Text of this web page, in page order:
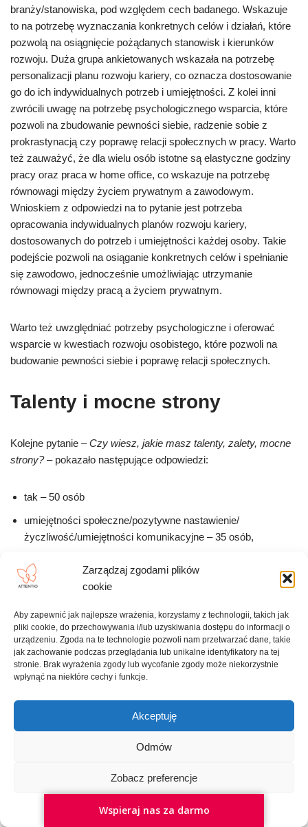
Zarządzaj zgodami plików
cookie
Aby zapewnić jak najlepsze wrażenia, korzystamy z technologii, takich jak
pliki cookie, do przechowywania i/lub uzyskiwania dostępu do informacji o
urządzeniu. Zgoda na te technologie pozwoli nam przetwarzać dane, takie
jak zachowanie podczas przeglądania lub unikalne identyfikatory na tej
stronie. Brak wyrażenia zgody lub wycofanie zgody może niekorzystnie
wpłynąć na niektóre cechy i funkcje.
Akceptuję
Odmów
Zobacz preferencje
Polityka plików cookiesPolityka prywatności
branży/stanowiska, pod względem cech badanego. Wskazuje
to na potrzebę wyznaczania konkretnych celów i działań, które
pozwolą na osiągnięcie pożądanych stanowisk i kierunków
rozwoju. Duża grupa ankietowanych wskazała na potrzebę
personalizacji planu rozwoju kariery, co oznacza dostosowanie
go do ich indywidualnych potrzeb i umiejętności. Z kolei inni
zwrócili uwagę na potrzebę psychologicznego wsparcia, które
pozwoli na zbudowanie pewności siebie, radzenie sobie z
prokrastynacją czy poprawę relacji społecznych w pracy. Warto
też zauważyć, że dla wielu osób istotne są elastyczne godziny
pracy oraz praca w home office, co wskazuje na potrzebę
równowagi między życiem prywatnym a zawodowym.
Wnioskiem z odpowiedzi na to pytanie jest potrzeba
opracowania indywidualnych planów rozwoju kariery,
dostosowanych do potrzeb i umiejętności każdej osoby. Takie
podejście pozwoli na osiąganie konkretnych celów i spełnianie
się zawodowo, jednocześnie umożliwiając utrzymanie
równowagi między pracą a życiem prywatnym.
Warto też uwzględniać potrzeby psychologiczne i oferować
wsparcie w kwestiach rozwoju osobistego, które pozwoli na
budowanie pewności siebie i poprawę relacji społecznych.
Talenty i mocne strony
Kolejne pytanie –Czy wiesz, jakie masz talenty, zalety, mocne
strony?– pokazało następujące odpowiedzi:
tak – 50 osób
umiejętności społeczne/pozytywne nastawienie/
życzliwość/umiejętności komunikacyjne – 35 osób,
entuzjazm/zaangażowanie – 20 osób,
mniej więcej/tak sobie/raczej wiem – 15 osób,
szybkość uczenia się – 15 osób,
elastyczność – 15 osób,
empatia – 14 osób,
nieszablonowe myślenie –13 osób,
umiejętności analityczne, duża wiedza – 12 osób,
dokładność – 10 osób,
zdolności organizacyjne – 10 osób,
Wspieraj nas za darmo